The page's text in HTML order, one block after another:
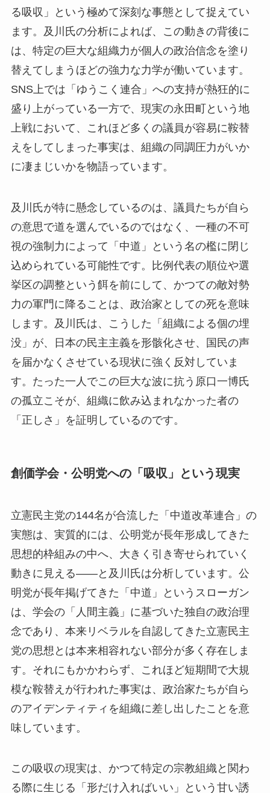
る吸収」という極めて深刻な事態として捉えてい
ます。及川氏の分析によれば、この動きの背後に
は、特定の巨大な組織力が個人の政治信念を塗り
替えてしまうほどの強力な力学が働いています。
SNS上では「ゆうこく連合」への支持が熱狂的に
盛り上がっている一方で、現実の永田町という地
上戦において、これほど多くの議員が容易に鞍替
えをしてしまった事実は、組織の同調圧力がいか
に凄まじいかを物語っています。
及川氏が特に懸念しているのは、議員たちが自ら
の意思で道を選んでいるのではなく、一種の不可
視の強制力によって「中道」という名の檻に閉じ
込められている可能性です。比例代表の順位や選
挙区の調整という餌を前にして、かつての敵対勢
力の軍門に降ることは、政治家としての死を意味
します。及川氏は、こうした「組織による個の埋
没」が、日本の民主主義を形骸化させ、国民の声
を届かなくさせている現状に強く反対していま
す。たった一人でこの巨大な波に抗う原口一博氏
の孤立こそが、組織に飲み込まれなかった者の
「正しさ」を証明しているのです。
創価学会・公明党への「吸収」という現実
立憲民主党の144名が合流した「中道改革連合」の
実態は、実質的には、公明党が長年形成してきた
思想的枠組みの中へ、大きく引き寄せられていく
動きに見える——と及川氏は分析しています。公
明党が長年掲げてきた「中道」というスローガン
は、学会の「人間主義」に基づいた独自の政治理
念であり、本来リベラルを自認してきた立憲民主
党の思想とは本来相容れない部分が多く存在しま
す。それにもかかわらず、これほど短期間で大規
模な鞍替えが行われた事実は、政治家たちが自ら
のアイデンティティを組織に差し出したことを意
味しています。
この吸収の現実は、かつて特定の宗教組織と関わ
る際に生じる「形だけ入ればいい」という甘い誘